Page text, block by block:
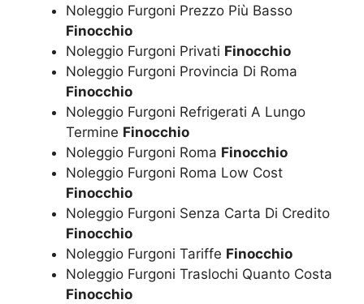
Noleggio Furgoni Prezzo Più Basso
Finocchio
Noleggio Furgoni Privati Finocchio
Noleggio Furgoni Provincia Di Roma
Finocchio
Noleggio Furgoni Refrigerati A Lungo
Termine Finocchio
Noleggio Furgoni Roma Finocchio
Noleggio Furgoni Roma Low Cost
Finocchio
Noleggio Furgoni Senza Carta Di Credito
Finocchio
Noleggio Furgoni Tariffe Finocchio
Noleggio Furgoni Traslochi Quanto Costa
Finocchio